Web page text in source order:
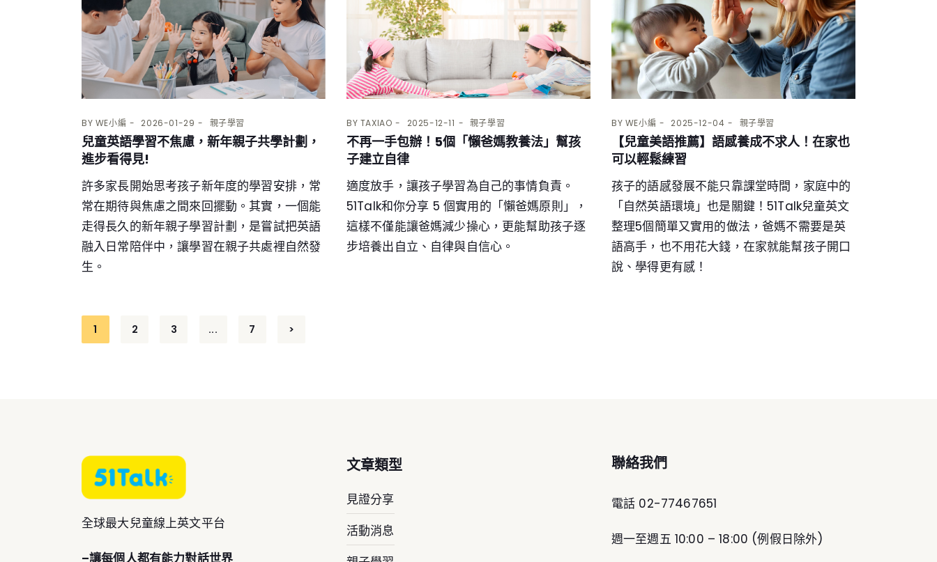
BY WE小編 2026-01-29 親子學習
兒童英語學習不焦慮，新年親子共學計劃，
進步看得見!
許多家長開始思考孩子新年度的學習安排，常
常在期待與焦慮之間來回擺動。其實，一個能
走得長久的新年親子學習計劃，是嘗試把英語
融入日常陪伴中，讓學習在親子共處裡自然發
生。
BY TAXIAO 2025-12-11 親子學習
不再一手包辦！5個「懶爸媽教養法」幫孩
子建立自律
適度放手，讓孩子學習為自己的事情負責。
51Talk和你分享 5 個實用的「懶爸媽原則」，
這樣不僅能讓爸媽減少操心，更能幫助孩子逐
步培養出自立、自律與自信心。
BY WE小編 2025-12-04 親子學習
【兒童美語推薦】語感養成不求人！在家也
可以輕鬆練習
孩子的語感發展不能只靠課堂時間，家庭中的
「自然英語環境」也是關鍵！51Talk兒童英文
整理5個簡單又實用的做法，爸媽不需要是英
語高手，也不用花大錢，在家就能幫孩子開口
說、學得更有感！
Posts
1 2 3 ... 7 >
全球最大兒童線上英文平台
–讓每個人都有能力對話世界
文章類型
見證分享
活動消息
聯絡我們
電話 02-77467651
週一至週五 10:00 – 18:00 (例假日除外)